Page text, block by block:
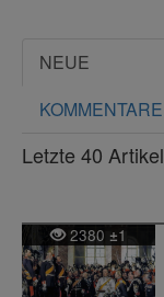
NEUE
KOMMENTARE
Letzte 40 Artikel
2380±1